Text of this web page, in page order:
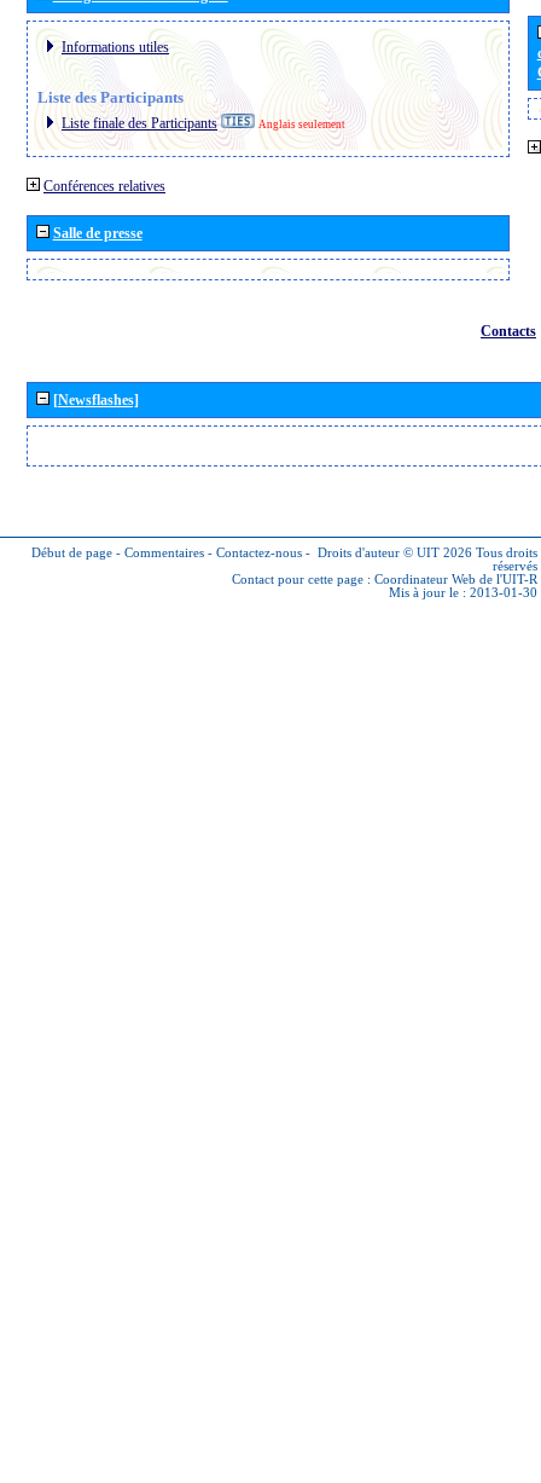
Informations utiles
Liste des Participants
Liste finale des Participants Anglais seulement
Conférences relatives
Salle de presse
Contacts
[Newsflashes]
Début de page - Commentaires - Contactez-nous - Droits d'auteur © UIT 2026 Tous droits
réservés
Contact pour cette page : Coordinateur Web de l'UIT-R
Mis à jour le : 2013-01-30